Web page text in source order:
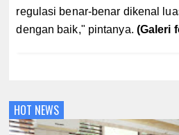
regulasi benar-benar dikenal
dengan baik," pintanya. (Galeri
HOT NEWS